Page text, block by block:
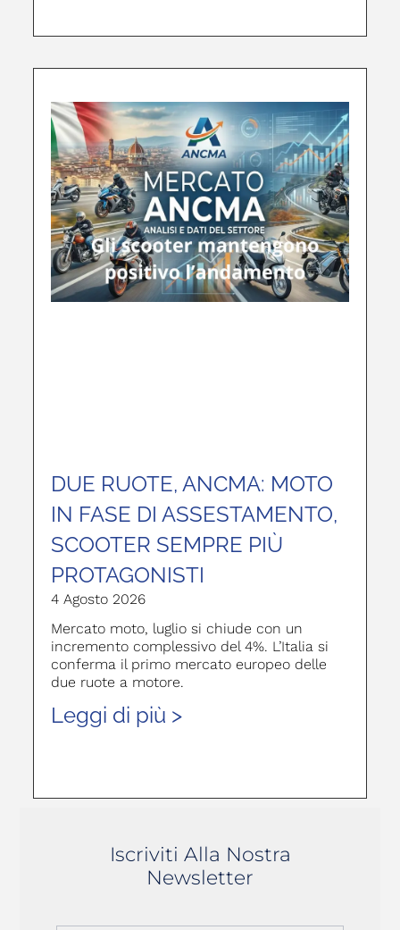
DUE RUOTE, ANCMA: MOTO
IN FASE DI ASSESTAMENTO,
SCOOTER SEMPRE PIÙ
PROTAGONISTI
4 Agosto 2026
Mercato moto, luglio si chiude con un
incremento complessivo del 4%. L’Italia si
conferma il primo mercato europeo delle
due ruote a motore.
Leggi di più >
Iscriviti Alla Nostra
Newsletter